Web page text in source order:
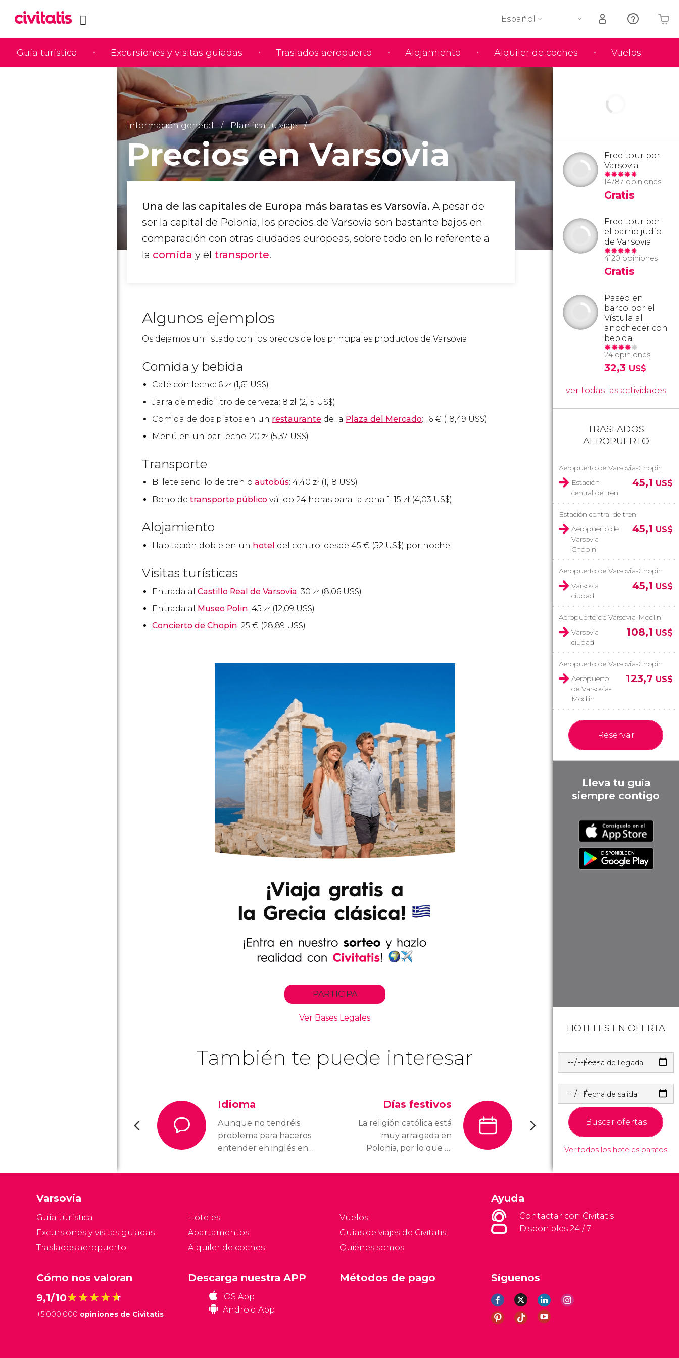
Guía turística Excursiones y visitas guiadas Traslados aeropuerto Alojamiento Alquiler de coches Vuelos
Español
Tu carrito está vacío
Información general Planifica tu viaje
Precios en Varsovia
Una de las capitales de Europa más baratas es Varsovia. A pesar de
ser la capital de Polonia, los precios de Varsovia son bastante bajos en
comparación con otras ciudades europeas, sobre todo en lo referente a
la comida y el transporte.
Algunos ejemplos
Os dejamos un listado con los precios de los principales productos de Varsovia:
Comida y bebida
Café con leche: 6 zł (1,61 US$)
Jarra de medio litro de cerveza: 8 zł (2,15 US$)
Comida de dos platos en un restaurante de la Plaza del Mercado: 16 € (18,49 US$)
Menú en un bar leche: 20 zł (5,37 US$)
Transporte
Billete sencillo de tren o autobús: 4,40 zł (1,18 US$)
Bono de transporte público válido 24 horas para la zona 1: 15 zł (4,03 US$)
Alojamiento
Habitación doble en un hotel del centro: desde 45 € (52 US$) por noche.
Visitas turísticas
Entrada al Castillo Real de Varsovia: 30 zł (8,06 US$)
Entrada al Museo Polin: 45 zł (12,09 US$)
Concierto de Chopin: 25 € (28,89 US$)
También te puede interesar
Idioma
Aunque no tendréis
problema para haceros
entender en inglés en
los lugares más
local. Conoce frases y
expresiones en polaco.
Días festivos
La religión católica está
muy arraigada en
Polonia, por lo que la
festivos de Varsovia son
laborables de Varsovia y
museos y monumentos
Free tour por
Varsovia
14787 opiniones
Gratis
Free tour por
el barrio judío
de Varsovia
4120 opiniones
Gratis
Paseo en
barco por el
Vístula al
anochecer con
bebida
24 opiniones
32,3 US$
ver todas las actividades
TRASLADOS
AEROPUERTO
Aeropuerto de Varsovia-Chopin
Estación
central de tren
45,1 US$
Estación central de tren
Aeropuerto de
Varsovia-
Chopin
45,1 US$
Aeropuerto de Varsovia-Chopin
Varsovia
ciudad
45,1 US$
Aeropuerto de Varsovia-Modlin
Varsovia
ciudad
108,1 US$
Aeropuerto de Varsovia-Chopin
Aeropuerto
de Varsovia-
Modlin
123,7 US$
Reservar
Lleva tu guía
siempre contigo
HOTELES EN OFERTA
Fecha de llegada
Fecha de salida
Buscar ofertas
Ver todos los hoteles baratos
Varsovia
Guía turística
Excursiones y visitas guiadas
Traslados aeropuerto
Hoteles
Apartamentos
Alquiler de coches
Vuelos
Guías de viajes de Civitatis
Quiénes somos
Ayuda
Contactar con Civitatis
Disponibles 24 / 7
Cómo nos valoran
9,1/10★★★★★
★★★★★
+5.000.000 opiniones de Civitatis
Síguenos
Descarga nuestra APP
iOS App
Android App
Métodos de pago